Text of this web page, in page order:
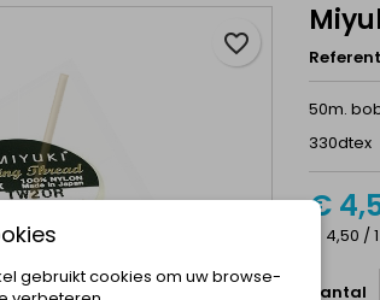
50m.
330dtex
€
€ 4,50 /
Aantal
favorite_border
gebruikt cookies om uw browse-